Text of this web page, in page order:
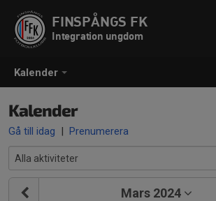
Kalender
FINSPÅNGS FK
Integration ungdom
Kalender
Gå till idag | Prenumerera
Mars 2024